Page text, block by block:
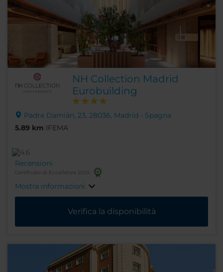
NH Collection Madrid
Eurobuilding
Padre Damián, 23, 28036, Madrid - Spagna
5.89 km IFEMA
Recensioni
Certificato di Eccellenza 2025
Mostra informazioni
Verifica la disponibilità